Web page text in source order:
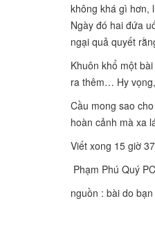
không khá gì hơn,
Ngày đó hai đứa
ngại quả quyết
Khuôn khổ một
ra thêm… Hy
Cầu mong sao
hoàn cảnh mà xa
Viết xong 15 giờ
Phạm Phú Quý
nguồn : bài do